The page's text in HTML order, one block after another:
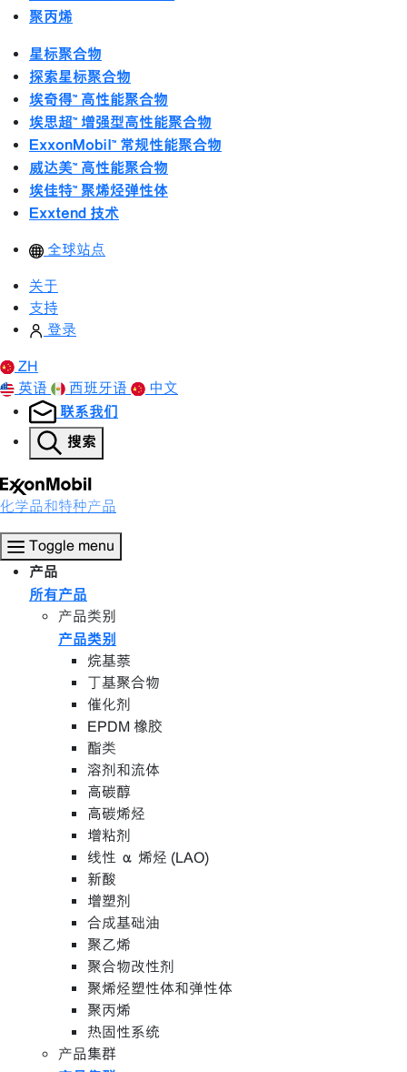
聚丙烯
星标聚合物
探索星标聚合物
埃奇得™ 高性能聚合物
埃思超™ 增强型高性能聚合物
ExxonMobil™ 常规性能聚合物
威达美™ 高性能聚合物
埃佳特™ 聚烯烃弹性体
Exxtend 技术
全球站点
关于
支持
登录
ZH
英语
西班牙语 中文
联系我们
搜索
化学品和特种产品
Toggle menu
产品
所有产品
产品类别
产品类别
烷基萘
丁基聚合物
催化剂
EPDM 橡胶
酯类
溶剂和流体
高碳醇
高碳烯烃
增粘剂
线性 α 烯烃 (LAO)
新酸
增塑剂
合成基础油
聚乙烯
聚合物改性剂
聚烯烃塑性体和弹性体
聚丙烯
热固性系统
产品集群